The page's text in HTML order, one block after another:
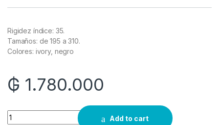
Rigidez índice: 35.
Tamaños: de 195 a 310.
Colores: ivory, negro
₲ 1.780.000
Quantity
Add to cart